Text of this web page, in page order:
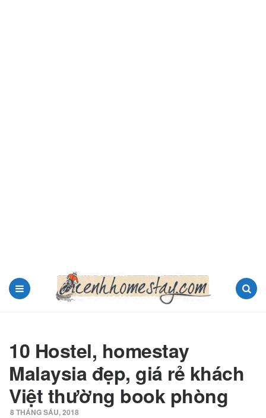
10 Hostel, homestay
Malaysia đẹp, giá rẻ khách
Việt thường book phòng
8 THÁNG SÁU, 2018